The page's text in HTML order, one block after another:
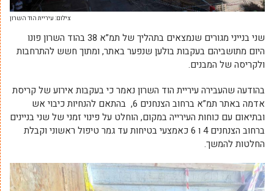
צילום: עיריית הוד השרון
שני בנייני מגורים שנמצאים בתהליך של תמ”א 38 בהוד השרון פונו
היום מתושביהם בעקבות בולען שנפער באתר, ומתוך חשש להתרחבות
ולקריסה של המבנים.
בהודעה שהעבירה עיריית הוד השרון נאמר כי בעקבות אירוע של קריסת
אדמה באתר תמ”א ברחוב הצנחנים 6, בהתאם להנחיות כיבוי אש
ובתיאום עם כוחות העירייה במקום, הוחלט על פינוי זמני של שני בניינים
ברחוב הצנחנים 4 ו 6 כאמצעי בטיחות עד גמר טיפול ראשוני וקבלת
החלטות להמשך.